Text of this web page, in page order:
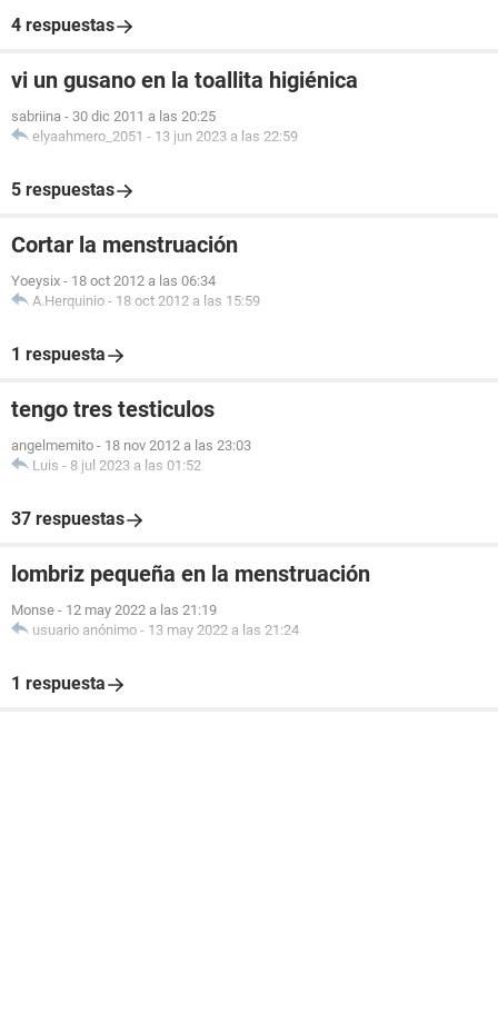
4 respuestas
vi un gusano en la toallita higiénica
sabriina - 30 dic 2011 a las 20:25
elyaahmero_2051 - 13 jun 2023 a las 22:59
5 respuestas
Cortar la menstruación
Yoeysix - 18 oct 2012 a las 06:34
A.Herquinio - 18 oct 2012 a las 15:59
1 respuesta
tengo tres testiculos
angelmemito - 18 nov 2012 a las 23:03
Luis - 8 jul 2023 a las 01:52
37 respuestas
lombriz pequeña en la menstruación
Monse - 12 may 2022 a las 21:19
usuario anónimo - 13 may 2022 a las 21:24
1 respuesta